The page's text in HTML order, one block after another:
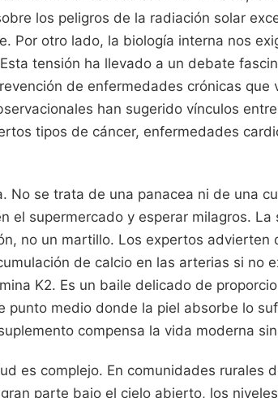
los peligros de la radiación solar
Por otro lado, la biología interna nos
tensión ha llevado a un debate
de enfermedades crónicas que
han sugerido vínculos
tipos de cáncer, enfermedades
No se trata de una panacea ni de una
el supermercado y esperar milagros. La
no un martillo. Los expertos advierten
de calcio en las arterias si no
K2. Es un baile delicado de
punto medio donde la piel absorbe lo
compensa la vida moderna
es complejo. En comunidades rurales
parte bajo el cielo abierto, los